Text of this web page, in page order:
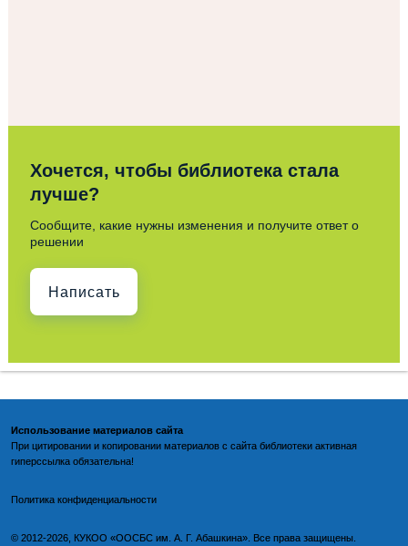
Хочется, чтобы библиотека стала
лучше?
Сообщите, какие нужны изменения и получите ответ о
решении
Написать
Использование материалов сайта
При цитировании и копировании материалов с сайта библиотеки активная
гиперссылка обязательна!
Политика конфиденциальности
©️ 2012-2026, КУКОО «ООСБС им. А. Г. Абашкина». Все права защищены.